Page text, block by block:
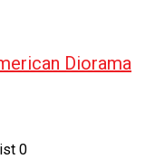
Diorama
0